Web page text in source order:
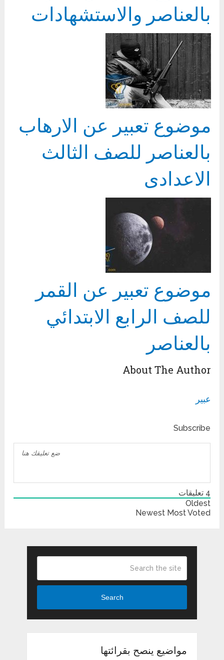
بالعناصر والاستشهادات
موضوع تعبير عن الارهاب
بالعناصر للصف الثالث
الاعدادى
موضوع تعبير عن القمر
للصف الرابع الابتدائي
بالعناصر
About The Author
عبير
Subscribe
4 تعليقات
Oldest
Newest Most Voted
Search
مواضيع ينصح بقرائتها